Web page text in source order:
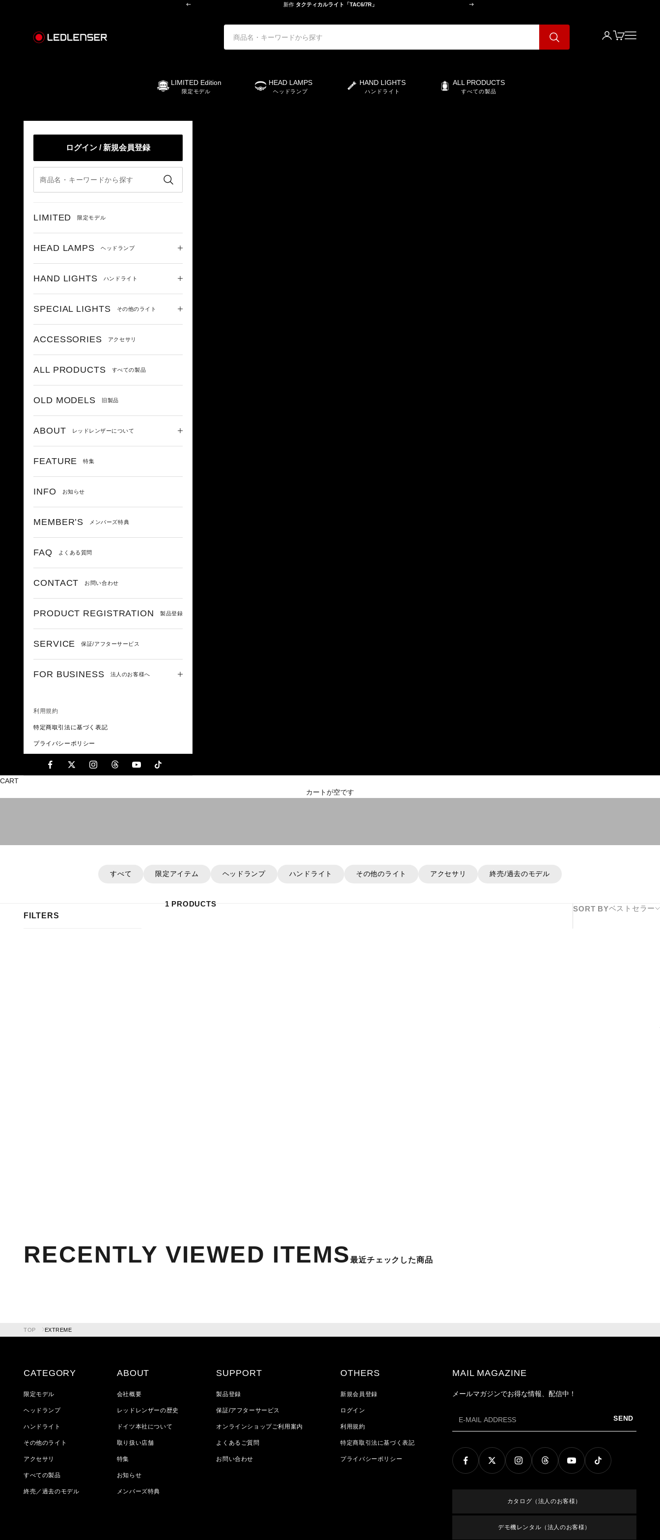
前へ 新作タクティカルライト「TAC6/7R」 次へ
LIMITED Edition
限定モデル
HEAD LAMPS
ヘッドランプ
HAND LIGHTS
ハンドライト
ALL PRODUCTS
すべての製品
ログイン
カートメニュー
ログイン / 新規会員登録
LIMITED 限定モデル
HEAD LAMPS ヘッドランプ
HAND LIGHTS ハンドライト
SPECIAL LIGHTS その他のライト
ACCESSORIES アクセサリ
ALL PRODUCTS すべての製品
OLD MODELS 旧製品
ABOUT レッドレンザーについて
FEATURE 特集
INFO お知らせ
MEMBER’S メンバーズ特典
FAQ よくある質問
CONTACT お問い合わせ
PRODUCT REGISTRATION 製品登録
SERVICE 保証/アフターサービス
FOR BUSINESS 法人のお客様へ
利用規約
特定商取引法に基づく表記
プライバシーポリシー
CART
カートが空です
Extreme
すべて 限定アイテム ヘッドランプ ハンドライト その他のライト アクセサリ 終売/過去のモデル
SORT BYベストセラー
1 PRODUCTS
FILTERS
RECENTLY VIEWED ITEMS最近チェックした商品
TOP EXTREME
CATEGORY
限定モデル
ヘッドランプ
ハンドライト
その他のライト
アクセサリ
すべての製品
終売／過去のモデル
ABOUT
会社概要
レッドレンザーの歴史
ドイツ本社について
取り扱い店舗
特集
お知らせ
メンバーズ特典
SUPPORT
製品登録
保証/アフターサービス
オンラインショップご利用案内
よくあるご質問
お問い合わせ
OTHERS
新規会員登録
ログイン
利用規約
特定商取引法に基づく表記
プライバシーポリシー
MAIL MAGAZINE
メールマガジンでお得な情報、配信中！
SEND
カタログ（法人のお客様）
デモ機レンタル（法人のお客様）